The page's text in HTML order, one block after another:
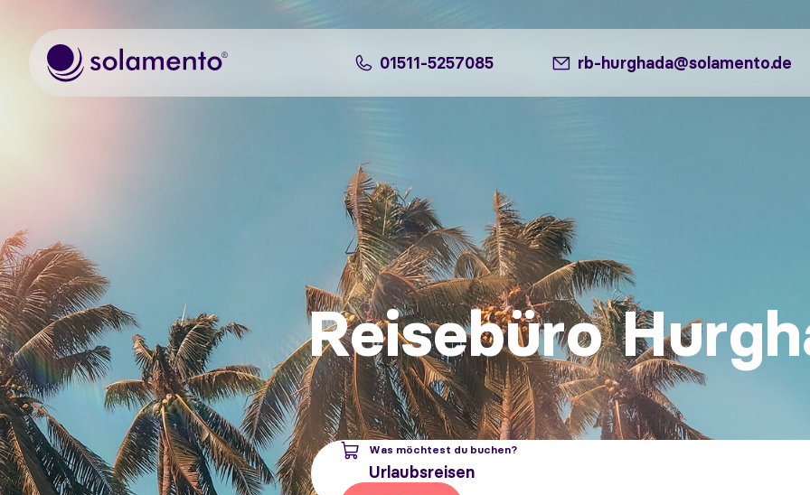
01511-5257085 rb-hurghada@solamento.de
Reisebüro
Was möchtest du buchen?